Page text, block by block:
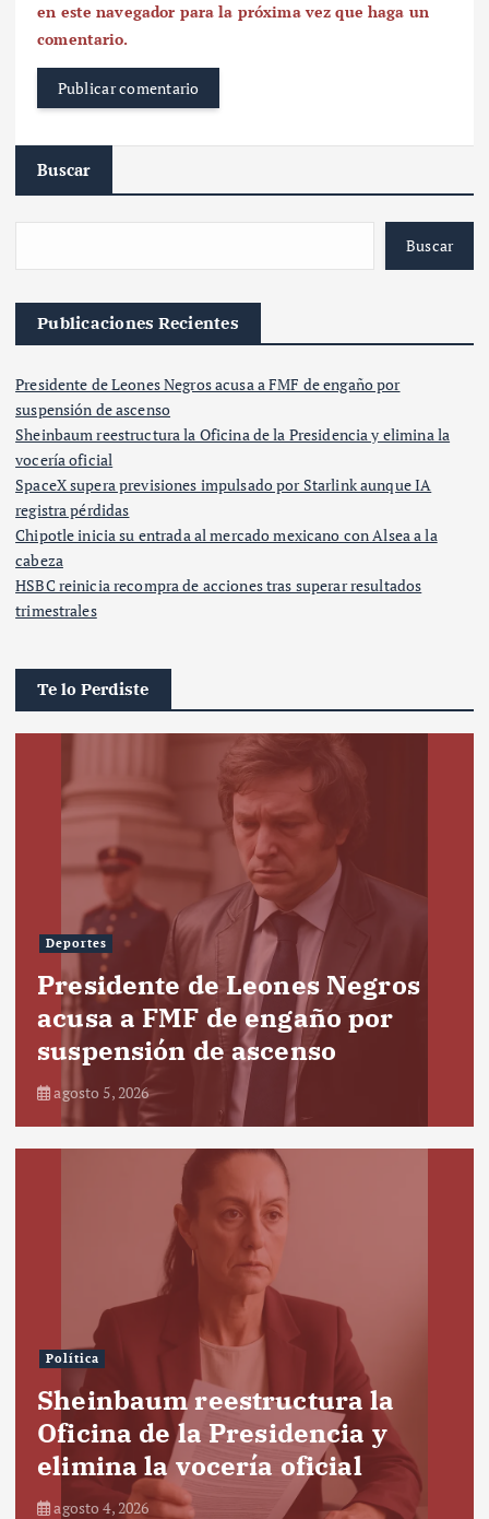
en este navegador para la próxima vez que haga un
comentario.
Buscar
Buscar
Publicaciones Recientes
Presidente de Leones Negros acusa a FMF de engaño por
suspensión de ascenso
Sheinbaum reestructura la Oficina de la Presidencia y elimina la
vocería oficial
SpaceX supera previsiones impulsado por Starlink aunque IA
registra pérdidas
Chipotle inicia su entrada al mercado mexicano con Alsea a la
cabeza
HSBC reinicia recompra de acciones tras superar resultados
trimestrales
Te lo Perdiste
Deportes
Presidente de Leones Negros
acusa a FMF de engaño por
suspensión de ascenso
agosto 5, 2026
Política
Sheinbaum reestructura la
Oficina de la Presidencia y
elimina la vocería oficial
agosto 4, 2026